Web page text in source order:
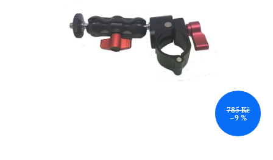
785 Kč
–9 %